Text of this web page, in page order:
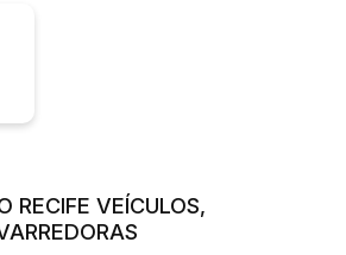
RECIFE VEÍCULOS,